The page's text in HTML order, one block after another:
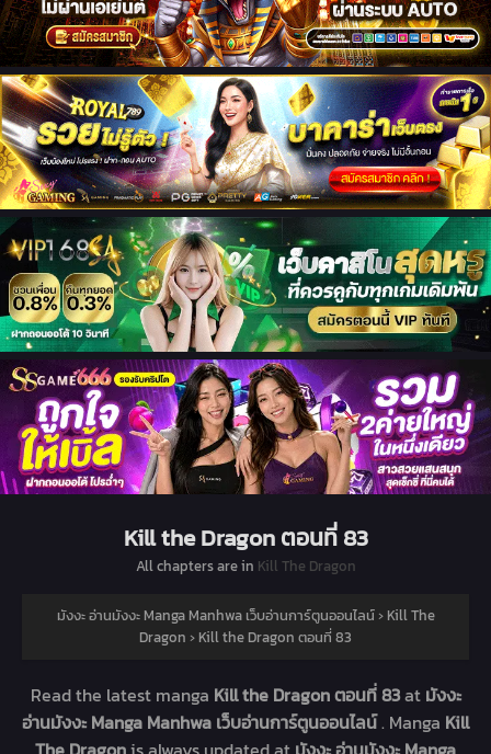
Kill the Dragon ตอนที่ 83
All chapters are in Kill The Dragon
มังงะ อ่านมังงะ Manga Manhwa เว็บอ่านการ์ตูนออนไลน์› Kill The
Dragon › Kill the Dragon ตอนที่ 83
Read the latest manga Kill the Dragon ตอนที่ 83at มังงะ
อ่านมังงะ Manga Manhwa เว็บอ่านการ์ตูนออนไลน์. Manga Kill